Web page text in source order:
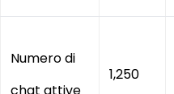
Numero di
1,250